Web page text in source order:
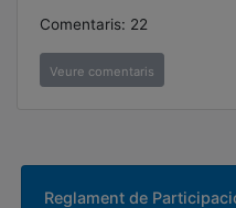
Comentaris: 22
Veure comentaris
Reglament de